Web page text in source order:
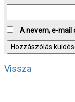
A nevem, e-mail
Vissza